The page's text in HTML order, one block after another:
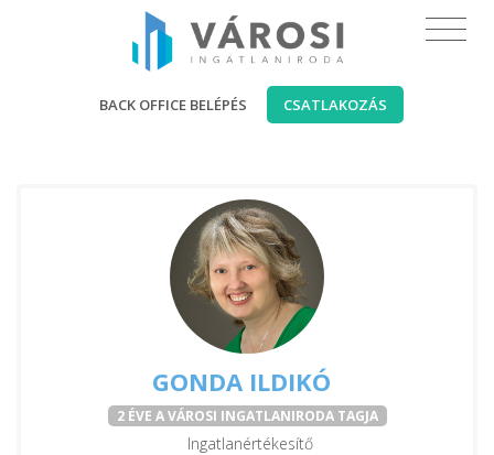
BACK OFFICE BELÉPÉS CSATLAKOZÁS
GONDA ILDIKÓ
2 ÉVE A VÁROSI INGATLANIRODA TAGJA
Ingatlanértékesítő